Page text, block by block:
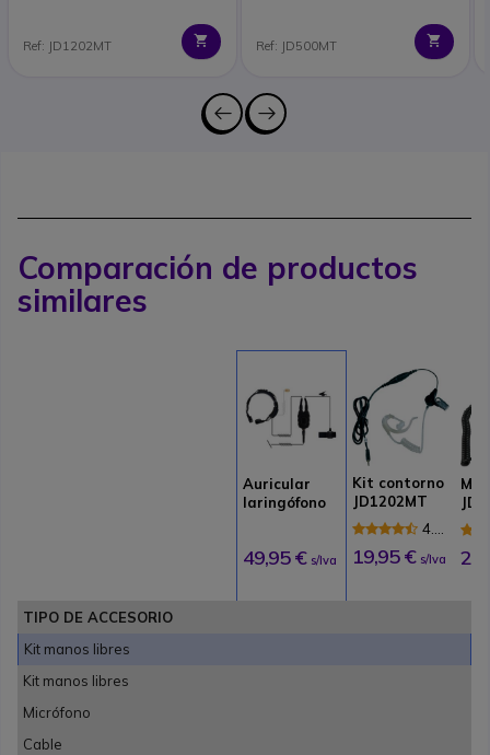
Ref: JD1202MT Ref: JD500MT
Comparación de productos
similares
Auricular
laringófono
49,95 € s/Iva
Kit contorno
JD1202MT
4.7
17
19,95 € s/Iva
TIPO DE ACCESORIO
Kit manos libres
Kit manos libres
Micrófono
Cable